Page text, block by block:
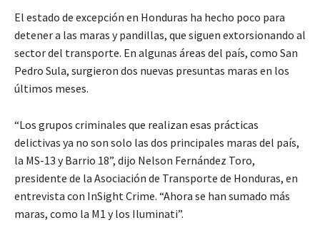
El estado de excepción en Honduras ha hecho poco para
detener a las maras y pandillas, que siguen extorsionando al
sector del transporte. En algunas áreas del país, como San
Pedro Sula, surgieron dos nuevas presuntas maras en los
últimos meses.
“Los grupos criminales que realizan esas prácticas
delictivas ya no son solo las dos principales maras del país,
la MS-13 y Barrio 18”, dijo Nelson Fernández Toro,
presidente de la Asociación de Transporte de Honduras, en
entrevista con InSight Crime. “Ahora se han sumado más
maras, como la M1 y los Iluminati”.